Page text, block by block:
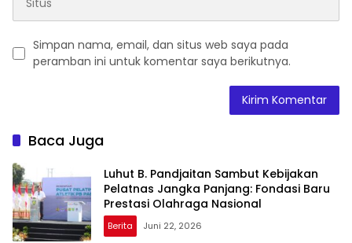
Simpan nama, email, dan situs web saya pada
peramban ini untuk komentar saya berikutnya.
Baca Juga
Luhut B. Pandjaitan Sambut Kebijakan
Pelatnas Jangka Panjang: Fondasi Baru
Prestasi Olahraga Nasional
Berita Juni 22, 2026